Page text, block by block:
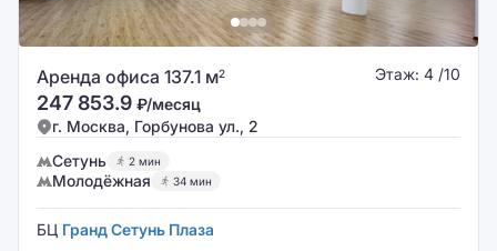
Аренда офиса 137.1 м2 Этаж: 4 /10
247 853.9 ₽/месяц
г. Москва, Горбунова ул., 2
Сетунь
2 мин
Молодёжная 34 мин
БЦ Гранд Сетунь Плаза